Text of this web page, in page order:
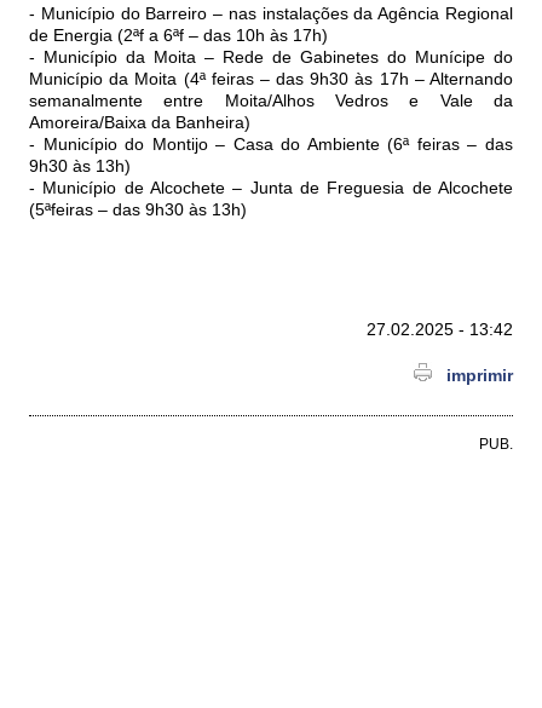
- Município do Barreiro – nas instalações da Agência Regional
de Energia (2ªf a 6ªf – das 10h às 17h)
- Município da Moita – Rede de Gabinetes do Munícipe do
Município da Moita (4ª feiras – das 9h30 às 17h – Alternando
semanalmente entre Moita/Alhos Vedros e Vale da
Amoreira/Baixa da Banheira)
- Município do Montijo – Casa do Ambiente (6ª feiras – das
9h30 às 13h)
- Município de Alcochete – Junta de Freguesia de Alcochete
(5ªfeiras – das 9h30 às 13h)
27.02.2025 - 13:42
imprimir
PUB.